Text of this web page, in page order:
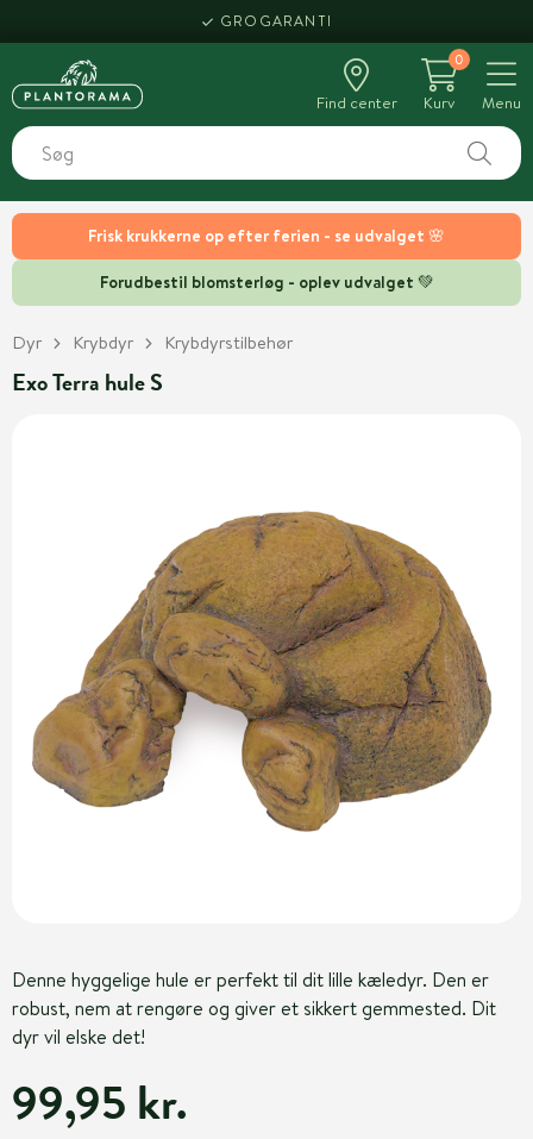
Frisk krukkerne op efter ferien - se udvalget 🌸
Forudbestil blomsterløg - oplev udvalget 💚
GROGARANTI
Find center
0
Kurv
Menu
Dyr Krybdyr Krybdyrstilbehør
Exo Terra hule S
Denne hyggelige hule er perfekt til dit lille kæledyr. Den er
robust, nem at rengøre og giver et sikkert gemmested. Dit
dyr vil elske det!
99,95 kr.